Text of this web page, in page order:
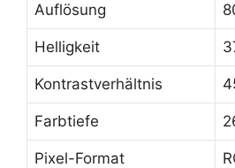
Auflösung
Helligkeit
Kontrastverhältnis
Farbtiefe
Pixel-Format